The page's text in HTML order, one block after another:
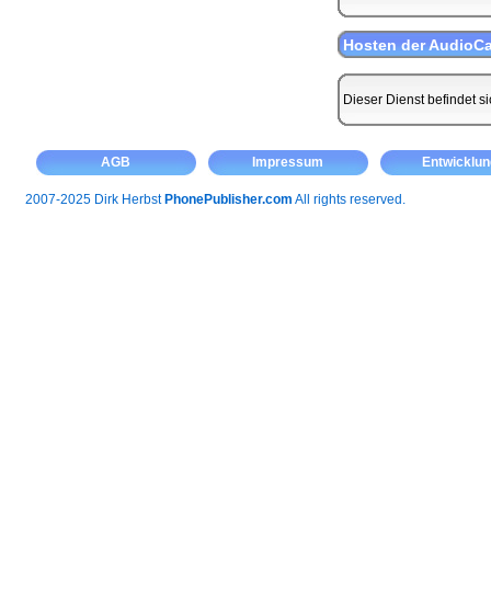
Hosten der
Dieser Dienst befindet
AGB Impressum
2007-2025 Dirk Herbst PhonePublisher.com All rights reserved.